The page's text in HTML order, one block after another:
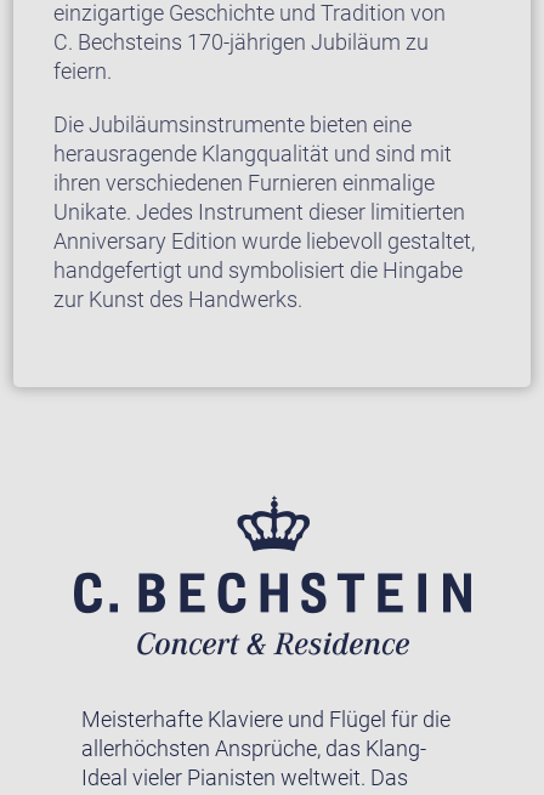
einzigartige Geschichte und Tradition von
C. Bechsteins 170-jährigen Jubiläum zu
feiern.
Die Jubiläumsinstrumente bieten eine
herausragende Klangqualität und sind mit
ihren verschiedenen Furnieren einmalige
Unikate. Jedes Instrument dieser limitierten
Anniversary Edition wurde liebevoll gestaltet,
handgefertigt und symbolisiert die Hingabe
zur Kunst des Handwerks.
Meisterhafte Klaviere und Flügel für die
allerhöchsten Ansprüche, das Klang-
Ideal vieler Pianisten weltweit. Das